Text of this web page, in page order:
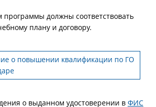
должны соответствовать
плану и договору.
о выданном удостоверении в ФИС